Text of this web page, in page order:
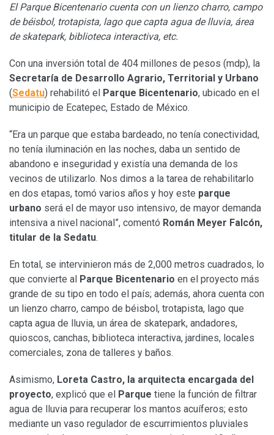
El Parque Bicentenario cuenta con un lienzo charro, campo
de béisbol, trotapista, lago que capta agua de lluvia, área
de skatepark, biblioteca interactiva, etc.
Con una inversión total de 404 millones de pesos (mdp), la
Secretaría de Desarrollo Agrario, Territorial y Urbano
(Sedatu) rehabilitó el Parque Bicentenario, ubicado en el
municipio de Ecatepec, Estado de México.
“Era un parque que estaba bardeado, no tenía conectividad,
no tenía iluminación en las noches, daba un sentido de
abandono e inseguridad y existía una demanda de los
vecinos de utilizarlo. Nos dimos a la tarea de rehabilitarlo
en dos etapas, tomó varios años y hoy este parque
urbano será el de mayor uso intensivo, de mayor demanda
intensiva a nivel nacional”, comentó Román Meyer Falcón,
titular de la Sedatu.
En total, se intervinieron más de 2,000 metros cuadrados, lo
que convierte al Parque Bicentenario en el proyecto más
grande de su tipo en todo el país; además, ahora cuenta con
un lienzo charro, campo de béisbol, trotapista, lago que
capta agua de lluvia, un área de skatepark, andadores,
quioscos, canchas, biblioteca interactiva, jardines, locales
comerciales, zona de talleres y baños.
Asimismo, Loreta Castro, la arquitecta encargada del
proyecto, explicó que el Parque tiene la función de filtrar
agua de lluvia para recuperar los mantos acuíferos; esto
mediante un vaso regulador de escurrimientos pluviales